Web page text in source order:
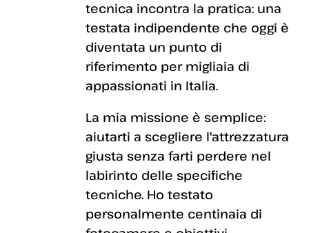
tecnica incontra la pratica: una
testata indipendente che oggi è
diventata un punto di
riferimento per migliaia di
appassionati in Italia.
La mia missione è semplice:
aiutarti a scegliere l'attrezzatura
giusta senza farti perdere nel
labirinto delle specifiche
tecniche. Ho testato
personalmente centinaia di